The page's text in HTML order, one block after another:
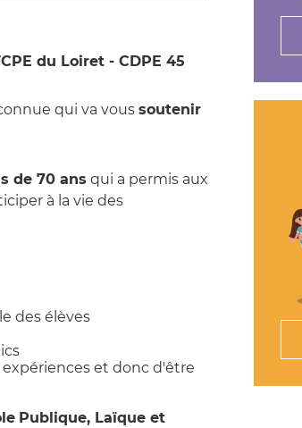
du Loiret - CDPE 45
qui va vous soutenir
de 70 ans qui a permis aux
à la vie des
des élèves
et donc d'être
Publique, Laïque et